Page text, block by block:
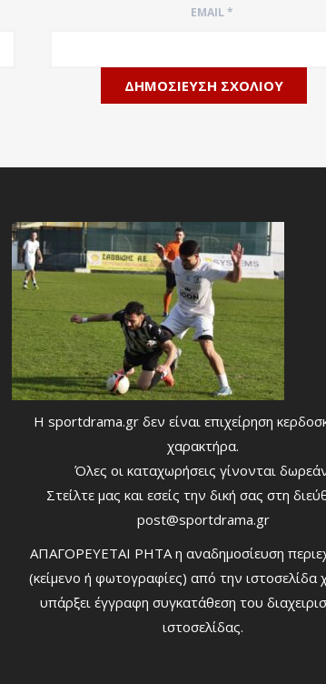
EMAIL*
Η sportdrama.gr δεν είναι επιχείρηση
χαρακτήρα.
Όλες οι καταχωρήσεις γίνονται
Στείλτε μας και εσείς την δική σας στη
post@sportdrama.gr
ΑΠΑΓΟΡΕΥΕΤΑΙ ΡΗΤΑ η αναδημοσίευση
(κείμενο ή φωτογραφίες) από την ιστοσελίδα
υπάρξει έγγραφη συγκατάθεση του
ιστοσελίδας.